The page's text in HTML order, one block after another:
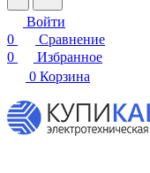
Войти
0
Сравнение
0
Избранное
0 Корзина